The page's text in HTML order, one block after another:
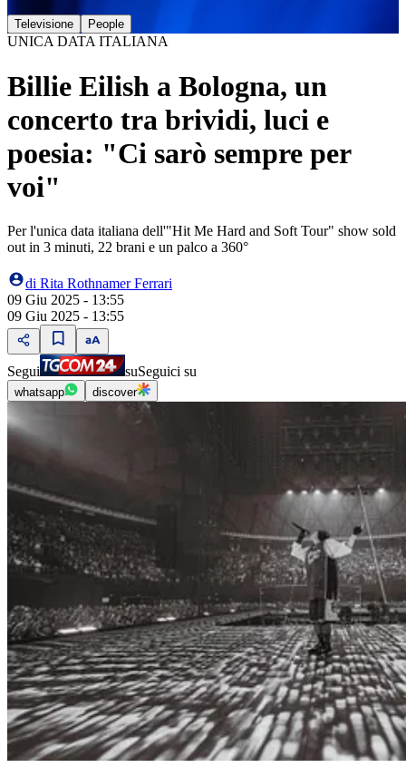
Televisione People
UNICA DATA ITALIANA
Billie Eilish a Bologna, un
concerto tra brividi, luci e
poesia: "Ci sarò sempre per
voi"
Per l'unica data italiana dell'"Hit Me Hard and Soft Tour" show sold
out in 3 minuti, 22 brani e un palco a 360°
di Rita Rothnamer Ferrari
09 Giu 2025 - 13:55
09 Giu 2025 - 13:55
Segui suSeguici su
whatsapp discover